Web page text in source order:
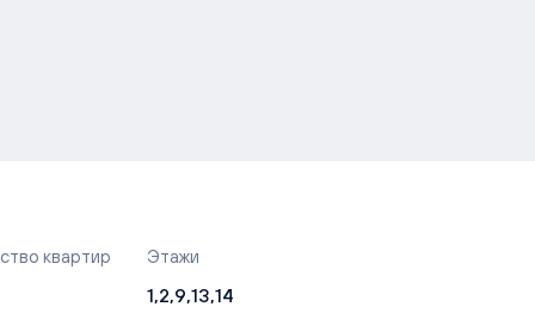
квартир Этажи
1,2,9,13,14